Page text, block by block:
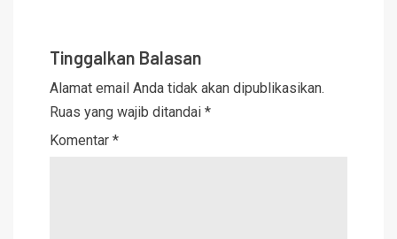
Tinggalkan Balasan
Alamat email Anda tidak akan dipublikasikan.
Ruas yang wajib ditandai *
Komentar *